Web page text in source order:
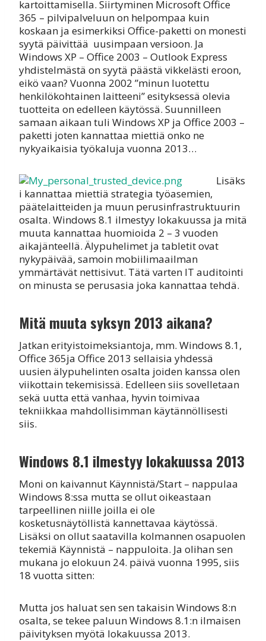
kartoittamisella. Siirtyminen Microsoft Office
365 – pilvipalveluun on helpompaa kuin
koskaan ja esimerkiksi Office-paketti on monesti
syytä päivittää uusimpaan versioon. Ja
Windows XP – Office 2003 – Outlook Express
yhdistelmästä on syytä päästä vikkelästi eroon,
eikö vaan? Vuonna 2002 ”minun luotettu
henkilökohtainen laitteeni” esityksessä olevia
tuotteita on edelleen käytössä. Suunnilleen
samaan aikaan tuli Windows XP ja Office 2003 –
paketti joten kannattaa miettiä onko ne
nykyaikaisia työkaluja vuonna 2013…
Lisäks
i kannattaa miettiä strategia työasemien,
päätelaitteiden ja muun perusinfrastruktuurin
osalta. Windows 8.1 ilmestyy lokakuussa ja mitä
muuta kannattaa huomioida 2 – 3 vuoden
aikajänteellä. Älypuhelimet ja tabletit ovat
nykypäivää, samoin mobiilimaailman
ymmärtävät nettisivut. Tätä varten IT auditointi
on minusta se perusasia joka kannattaa tehdä.
Mitä muuta syksyn 2013 aikana?
Jatkan erityistoimeksiantoja, mm. Windows 8.1,
Office 365ja Office 2013 sellaisia yhdessä
uusien älypuhelinten osalta joiden kanssa olen
viikottain tekemisissä. Edelleen siis sovelletaan
sekä uutta että vanhaa, hyvin toimivaa
tekniikkaa mahdollisimman käytännöllisesti
siis.
Windows 8.1 ilmestyy lokakuussa 2013
Moni on kaivannut Käynnistä/Start – nappulaa
Windows 8:ssa mutta se ollut oikeastaan
tarpeellinen niille joilla ei ole
kosketusnäytöllistä kannettavaa käytössä.
Lisäksi on ollut saatavilla kolmannen osapuolen
tekemiä Käynnistä – nappuloita. Ja olihan sen
mukana jo elokuun 24. päivä vuonna 1995, siis
18 vuotta sitten:
Mutta jos haluat sen sen takaisin Windows 8:n
osalta, se tekee paluun Windows 8.1:n ilmaisen
päivityksen myötä lokakuussa 2013.